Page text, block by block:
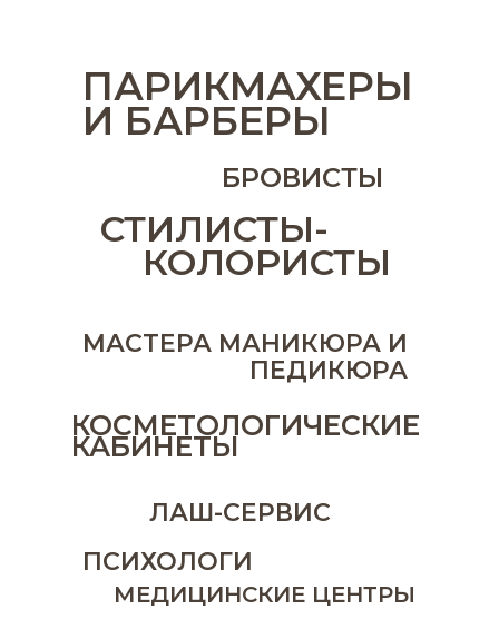
МАСТЕРА МАНИКЮРА И
ПЕДИКЮРА
ПАРИКМАХЕРЫ
И БАРБЕРЫ
БРОВИСТЫ
ЛАШ-СЕРВИС
ПСИХОЛОГИ
КОСМЕТОЛОГИЧЕСКИЕ
КАБИНЕТЫ
МЕДИЦИНСКИЕ ЦЕНТРЫ
КОЛОРИСТЫ
СТИЛИСТЫ-